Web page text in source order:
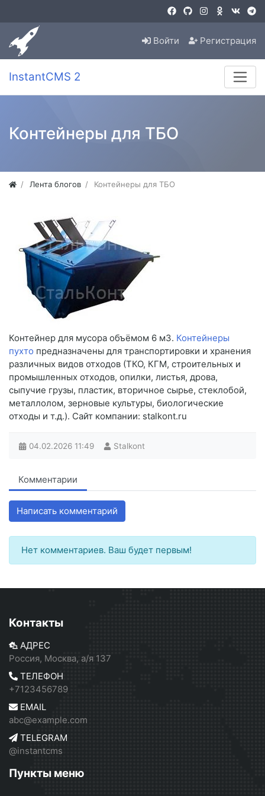
Войти Регистрация
InstantCMS 2
Контейнеры для ТБО
Лента блогов Контейнеры для ТБО
Контейнер для мусора объёмом 6 м3. Контейнеры
пухто предназначены для транспортировки и хранения
различных видов отходов (ТКО, КГМ, строительных и
промышленных отходов, опилки, листья, дрова,
сыпучие грузы, пластик, вторичное сырье, стеклобой,
металлолом, зерновые культуры, биологические
отходы и т.д.). Сайт компании: stalkont.ru
04.02.2026 11:49 Stalkont
Комментарии
Написать комментарий
Нет комментариев. Ваш будет первым!
Контакты
АДРЕС
Россия, Москва, а/я 137
ТЕЛЕФОН
+7123456789
EMAIL
abc@example.com
TELEGRAM
@instantcms
Пункты меню